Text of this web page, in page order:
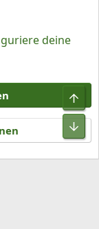
Ltd.
deine